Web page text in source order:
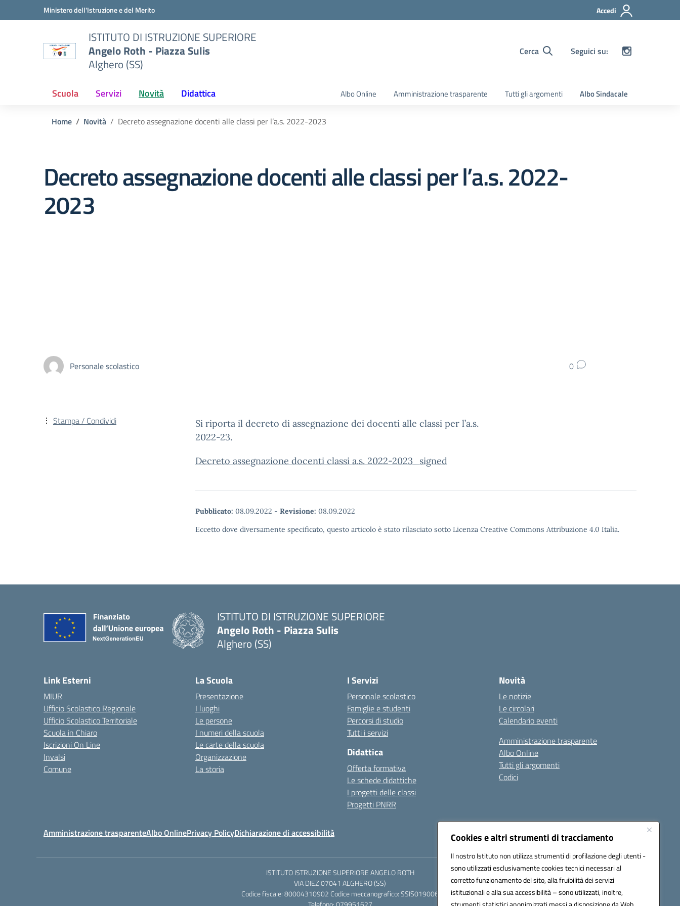
Cookies e altri strumenti di tracciamento
Il nostro Istituto non utilizza strumenti di profilazione degli utenti -
sono utilizzati esclusivamente cookies tecnici necessari al
corretto funzionamento del sito, alla fruibilità dei servizi
istituzionali e alla sua accessibilità – sono utilizzati, inoltre,
Vai ai contenuti
Vai al menu di navigazioneMinistero dell'Istruzione e del Merito Accedi
ISTITUTO DI ISTRUZIONE SUPERIORE
Angelo Roth - Piazza Sulis
Alghero (SS)
Cerca Seguici su:
Scuola Servizi Novità Didattica Albo Online Amministrazione trasparente Tutti gli argomenti Albo Sindacale
Home Novità Decreto assegnazione docenti alle classi per l’a.s. 2022-2023
Decreto assegnazione docenti alle classi per l’a.s. 2022-
2023
Personale scolastico 0
Si riporta il decreto di assegnazione dei docenti alle classi per l’a.s.
2022-23.
Decreto assegnazione docenti classi a.s. 2022-2023_signed
Pubblicato: 08.09.2022 - Revisione: 08.09.2022
Eccetto dove diversamente specificato, questo articolo è stato rilasciato sotto Licenza Creative Commons Attribuzione 4.0 Italia.
Stampa / Condividi
ISTITUTO DI ISTRUZIONE SUPERIORE
Angelo Roth - Piazza Sulis
Alghero (SS)
Link Esterni
MIUR
Ufficio Scolastico Regionale
Ufficio Scolastico Territoriale
Scuola in Chiaro
Iscrizioni On Line
Invalsi
Comune
La Scuola
Presentazione
I luoghi
Le persone
I numeri della scuola
Le carte della scuola
Organizzazione
La storia
I Servizi
Personale scolastico
Famiglie e studenti
Percorsi di studio
Tutti i servizi
Didattica
Offerta formativa
Le schede didattiche
I progetti delle classi
Progetti PNRR
Novità
Le notizie
Le circolari
Calendario eventi
Amministrazione trasparente
Albo Online
Tutti gli argomenti
Codici
Amministrazione trasparenteAlbo OnlinePrivacy PolicyDichiarazione di accessibilità Seguici su:
ISTITUTO ISTRUZIONE SUPERIORE ANGELO ROTH
VIA DIEZ 07041 ALGHERO (SS)
Codice fiscale: 80004310902 Codice meccanografico: SSIS019006